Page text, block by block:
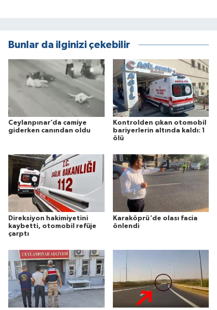
Bunlar da ilginizi çekebilir
Ceylanpınar’da camiye
giderken canından oldu
Kontrolden çıkan otomobil
bariyerlerin altında kaldı: 1
ölü
Direksiyon hakimiyetini
kaybetti, otomobil refüje
çarptı
Karaköprü'de olası facia
önlendi